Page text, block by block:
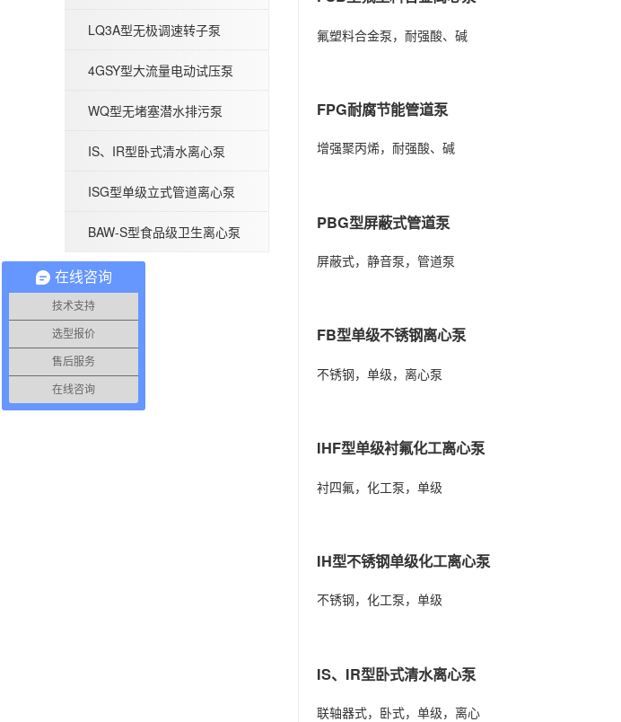
G型不锈钢螺杆泵-污泥螺杆泵
QBY型气动隔膜泵
LQ3A型无极调速转子泵
4GSY型大流量电动试压泵
WQ型无堵塞潜水排污泵
IS、IR型卧式清水离心泵
ISG型单级立式管道离心泵
BAW-S型食品级卫生离心泵
氟塑料合金泵，耐强酸、碱
FPG耐腐节能管道泵
增强聚丙烯，耐强酸、碱
PBG型屏蔽式管道泵
屏蔽式，静音泵，管道泵
FB型单级不锈钢离心泵
不锈钢，单级，离心泵
IHF型单级衬氟化工离心泵
衬四氟，化工泵，单级
IH型不锈钢单级化工离心泵
不锈钢，化工泵，单级
IS、IR型卧式清水离心泵
联轴器式，卧式，单级，离心
在线咨询
技术支持
选型报价
售后服务
在线咨询